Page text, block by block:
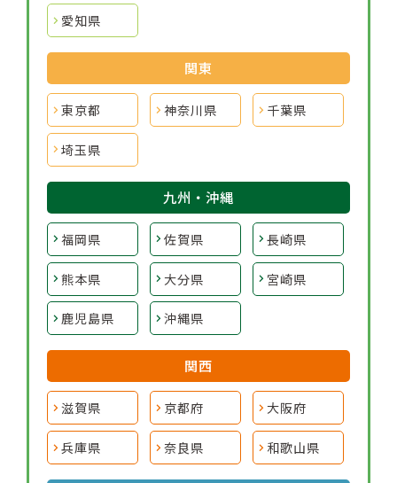
愛知県
関東
東京都 神奈川県 千葉県
埼玉県
九州・沖縄
福岡県 佐賀県 長崎県
熊本県 大分県 宮崎県
鹿児島県 沖縄県
関西
滋賀県 京都府 大阪府
兵庫県 奈良県 和歌山県